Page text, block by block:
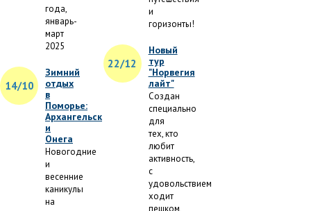
года,
январь-
март
2025
14/10
Зимний
отдых
в
Поморье:
Архангельск
и
Онега
Новогодние
и
весенние
каникулы
на
и
горизонты!
22/12
Новый
тур
"Норвегия
лайт"
Создан
специально
для
тех, кто
любит
активность,
с
удовольствием
ходит
пешком,